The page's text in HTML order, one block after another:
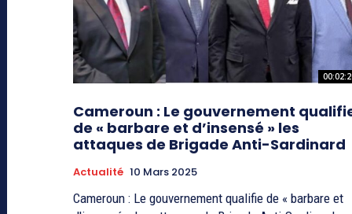
Cameroun : Le gouvernement
de « barbare et d’insensé » les
attaques de Brigade Anti-Sardinard
Actualité 10 Mars 2025
Cameroun : Le gouvernement qualifie de « barbare et